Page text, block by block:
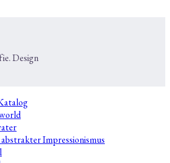
Design
Impressionismus